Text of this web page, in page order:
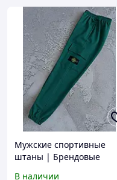
Мужские спортивные
штаны | Брендовые
В наличии